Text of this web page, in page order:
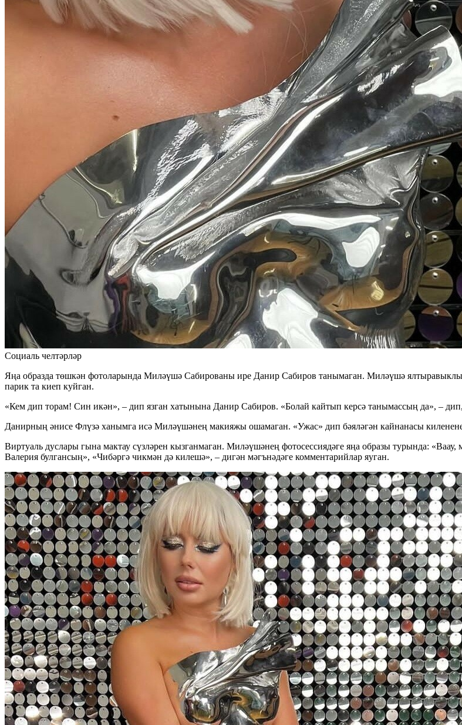
Социаль челтәрләр
Яңа образда төшкән фотоларында Миләүшә Сабированы ире Данир Сабиров танымаган. Миләүшә ялтыравыклы
парик та киеп куйган.
«Кем дип торам! Син икән», – дип язган хатынына Данир Сабиров. «Болай кайтып керсә танымассың да», –
Данирның әнисе Флүзә ханымга исә Миләүшәнең макияжы ошамаган. «Ужас» дип бәяләгән кайнанасы
Виртуаль дуслары гына мактау сүзләрен кызганмаган. Миләүшәнең фотосессиядәге яңа образы турында:
Валерия булгансың», «Чибәргә чикмән дә килешә», – дигән мәгънәдәге комментарийлар яуган.